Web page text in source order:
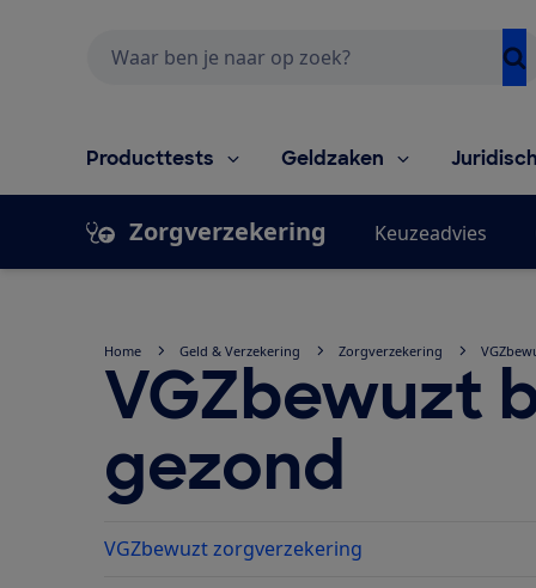
Producttests Geldzaken
Zorgverzekering Keuzeadvies
Home Geld & Verzekering Zorgverzekering
VGZbewuzt
gezond
VGZbewuzt zorgverzekering